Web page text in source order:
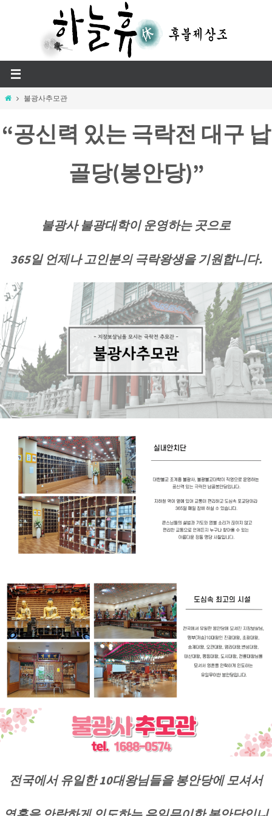
Home불광사추모관
“공신력 있는 극락전 대구 납
골당(봉안당)”
불광사 불광대학이 운영하는 곳으로
365일 언제나 고인분의 극락왕생을 기원합니다.
전국에서 유일한 10대왕님들을 봉안당에 모셔서